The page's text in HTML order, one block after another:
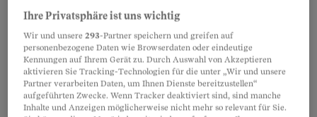
Riesiger Zeitdruck, schlechte
Bezahlung und Arbeit auf Abruf: Zimmermädchen
schuften bis zum Umfallen. Und treffen auf Dinge, die
niemand sehen und anfassen will.
Melanie Keim
Ihre Privatsphäre ist uns wichtig
Wir und unsere293-Partner speichern und greifen auf
personenbezogene Daten wie Browserdaten oder eindeutige
Kennungen auf Ihrem Gerät zu. Durch Auswahl von Akzeptieren
aktivieren Sie Tracking-Technologien für die unter „Wir und unsere
Partner verarbeiten Daten, um Ihnen Dienste bereitzustellen“
aufgeführten Zwecke. Wenn Tracker deaktiviert sind, sind manche
Inhalte und Anzeigen möglicherweise nicht mehr so relevant für Sie.